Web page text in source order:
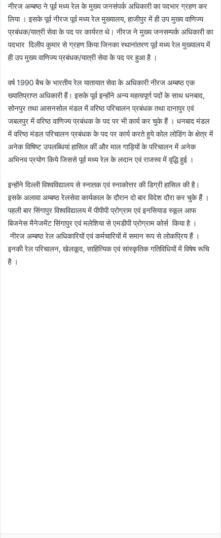
नीरज अम्बष्ठ ने पूर्व मध्य रेल के मुख्य जनसंपर्क अधिकारी का पदभार ग्रहण कर
लिया । इसके पूर्व नीरज पूर्व मध्य रेल मुख्यालय, हाजीपुर में ही उप मुख्य वाणिज्य
प्रबंधक/यात्री सेवा के पद पर कार्यरत थे। नीरज ने मुख्य जनसम्पर्क अधिकारी का
पदभार दिलीप कुमार से ग्रहण किया जिनका स्थानांतरण पूर्व मध्य रेल मुख्यालय में
ही उप मुख्य वाणिज्य प्रबंधक/यात्री सेवा के पद पर हुआ है ।
वर्ष 1990 बैच के भारतीय रेल यातायात सेवा के अधिकारी नीरज अम्बष्ठ एक
ख्यातिप्राप्त अधिकारी हैं। इसके पूर्व इन्होंने अन्य महत्वपूर्ण पदों के साथ धनबाद,
सोनपुर तथा आसनसोल मंडल में वरिष्ठ परिचालन प्रबंधक तथा दानापुर एवं
जबलपुर में वरिष्ठ वाणिज्य प्रबंधक के पद पर भी कार्य कर चुके हैं । धनबाद मंडल
में वरिष्ठ मंडल परिचालन प्रबंधक के पद पर कार्य करते हुये कोल लोडिंग के क्षेत्र में
अनेक विषिष्ट उपलब्धियां हासिल कीं और माल गाड़ियों के परिचालन में अनेक
अभिनव प्रयोग किये जिससे पूर्व मध्य रेल के लदान एवं राजस्व में वृद्धि हुई ।
इन्होंने दिल्ली विश्वविद्यालय से स्नातक एवं स्नाकोत्तर की डिग्री हासिल की है।
इसके अलावा अम्बष्ठ रेलसेवा कार्यकाल के दौरान दो बार विदेश दौरा कर चुके हैं ।
पहली बार सिंगापुर विश्वविद्यालय में पीपीपी प्रोग्राम एवं इनसियाड स्कूल आफ
बिजनेस मैनेजमेंट सिंगापुर एवं मलेशिया से एमडीपी प्रोग्राम कोर्स किया है ।
नीरज अम्बष्ठ रेल अधिकारियों एवं कर्मचारियों में समान रूप से लोकप्रिय हैं ।
इनकी रेल परिचालन, खेलकूद, साहित्यिक एवं सांस्कृतिक गतिविधियों में विषेष रूचि
है ।